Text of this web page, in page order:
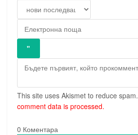
This site uses Akismet to reduce spam.
comment data is processed.
0 Коментара